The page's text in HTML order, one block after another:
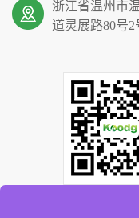
浙江省温州市
道灵展路80号2